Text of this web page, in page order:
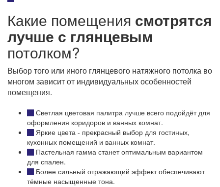
Какие помещения смотрятся
лучше с глянцевым
потолком?
Выбор того или иного глянцевого натяжного потолка во
многом зависит от индивидуальных особенностей
помещения.
Светлая цветовая палитра лучше всего подойдёт для
оформления коридоров и ванных комнат.
Яркие цвета - прекрасный выбор для гостиных,
кухонных помещений и ванных комнат.
Пастельная гамма станет оптимальным вариантом
для спален.
Более сильный отражающий эффект обеспечивают
тёмные насыщенные тона.